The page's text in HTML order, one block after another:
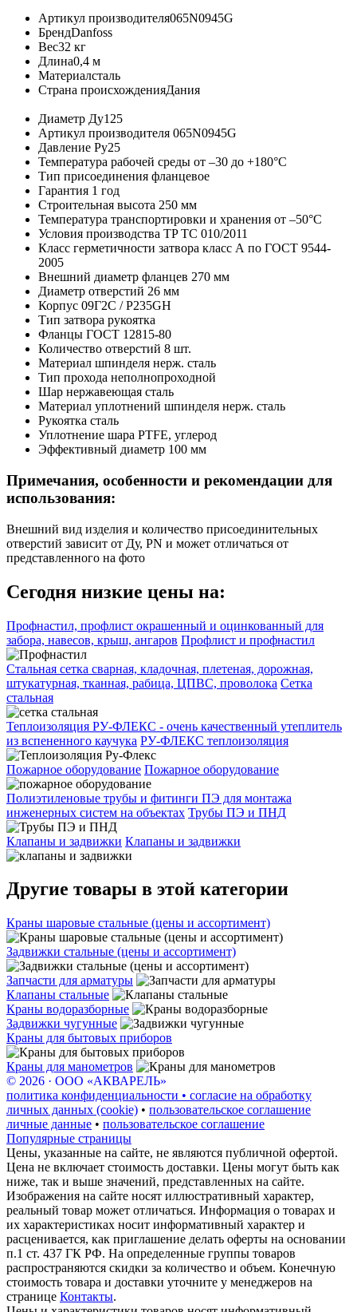
Артикул производителя065N0945G
БрендDanfoss
Вес32 кг
Длина0,4 м
Материалсталь
Страна происхожденияДания
Диаметр Ду125
Артикул производителя 065N0945G
Давление Ру25
Температура рабочей среды от –30 до +180°C
Тип присоединения фланцевое
Гарантия 1 год
Строительная высота 250 мм
Температура транспортировки и хранения от –50°C
Условия производства TP TC 010/2011
Класс герметичности затвора класс А по ГОСТ 9544-
2005
Внешний диаметр фланцев 270 мм
Диаметр отверстий 26 мм
Корпус 09Г2С / P235GH
Тип затвора рукоятка
Фланцы ГОСТ 12815-80
Количество отверстий 8 шт.
Материал шпинделя нерж. сталь
Тип прохода неполнопроходной
Шар нержавеющая сталь
Материал уплотнений шпинделя нерж. сталь
Рукоятка сталь
Уплотнение шара PTFE, углерод
Эффективный диаметр 100 мм
Примечания, особенности и рекомендации для
использования:
Внешний вид изделия и количество присоединительных
отверстий зависит от Ду, PN и может отличаться от
представленного на фото
Сегодня низкие цены на:
Профнастил, профлист окрашенный и оцинкованный для
забора, навесов, крыш, ангаров Профлист и профнастил
Стальная сетка сварная, кладочная, плетеная, дорожная,
штукатурная, тканная, рабица, ЦПВС, проволока Сетка
стальная
Теплоизоляция РУ-ФЛЕКС - очень качественный утеплитель
из вспененного каучука РУ-ФЛЕКС теплоизоляция
Пожарное оборудование Пожарное оборудование
Полиэтиленовые трубы и фитинги ПЭ для монтажа
инженерных систем на объектах Трубы ПЭ и ПНД
Клапаны и задвижки Клапаны и задвижки
Другие товары в этой категории
Краны шаровые стальные (цены и ассортимент)
Задвижки стальные (цены и ассортимент)
Запчасти для арматуры
Клапаны стальные
Краны водоразборные
Задвижки чугунные
Краны для бытовых приборов
Краны для манометров
© 2026 · ООО «АКВАРЕЛЬ»
политика конфиденциальности • согласие на обработку
личных данных (cookie) • пользовательское соглашение
личные данные • пользовательское соглашение
Популярные страницы
Цены, указанные на сайте, не являются публичной офертой.
Цена не включает стоимость доставки. Цены могут быть как
ниже, так и выше значений, представленных на сайте.
Изображения на сайте носят иллюстративный характер,
реальный товар может отличаться. Информация о товарах и
их характеристиках носит информативный характер и
расценивается, как приглашение делать оферты на основании
п.1 ст. 437 ГК РФ. На определенные группы товаров
распространяются скидки за количество и объем. Конечную
стоимость товара и доставки уточните у менеджеров на
странице Контакты.